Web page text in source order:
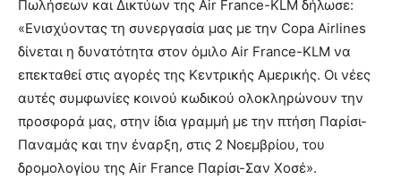
Πωλήσεων και Δικτύων της Air France-KLM δήλωσε:
«Ενισχύοντας τη συνεργασία μας με την Copa Airlines
δίνεται η δυνατότητα στον όμιλο Air France-KLM να
επεκταθεί στις αγορές της Κεντρικής Αμερικής. Οι νέες
αυτές συμφωνίες κοινού κωδικού ολοκληρώνουν την
προσφορά μας, στην ίδια γραμμή με την πτήση Παρίσι-
Παναμάς και την έναρξη, στις 2 Νοεμβρίου, του
δρομολογίου της Air France Παρίσι-Σαν Χοσέ».